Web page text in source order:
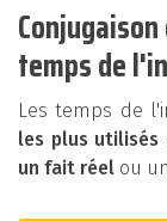
temps de
Les temps de
les plus utilisés
un fait réel ou